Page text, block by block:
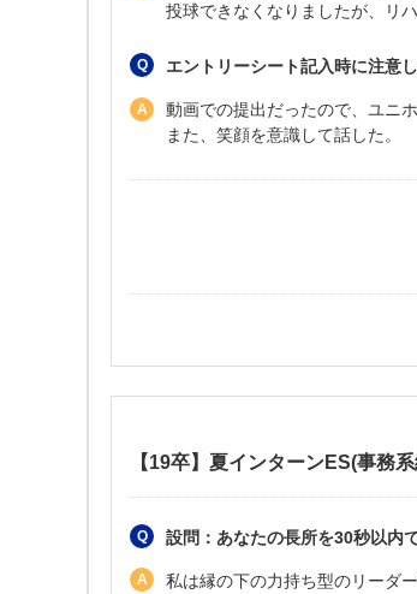
投球できなくなりましたが、リ
エントリーシート記入時に注意
動画での提出だったので、ユニ
また、笑顔を意識して話した。
【19卒】夏インターンES(事務
設問：あなたの長所を30秒以内
私は縁の下の力持ち型のリーダ